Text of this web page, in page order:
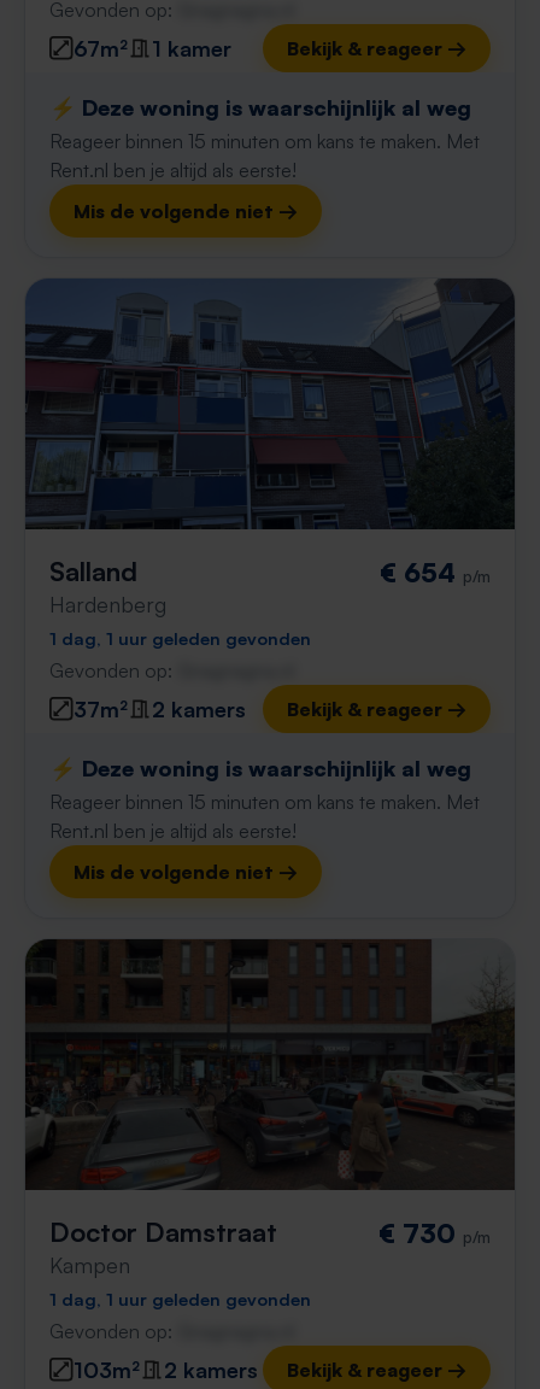
Gevonden op:
67m² 1 kamer Bekijk & reageer →
⚡️ Deze woning is waarschijnlijk al weg
Reageer binnen 15 minuten om kans te maken. Met
Rent.nl ben je altijd als eerste!
Mis de volgende niet →
Salland
Hardenberg
€ 654 p/m
1 dag, 1 uur geleden gevonden
Gevonden op:
37m² 2 kamers Bekijk & reageer →
⚡️ Deze woning is waarschijnlijk al weg
Reageer binnen 15 minuten om kans te maken. Met
Rent.nl ben je altijd als eerste!
Mis de volgende niet →
Doctor Damstraat
Kampen
€ 730 p/m
1 dag, 1 uur geleden gevonden
Gevonden op:
103m² 2 kamers Bekijk & reageer →